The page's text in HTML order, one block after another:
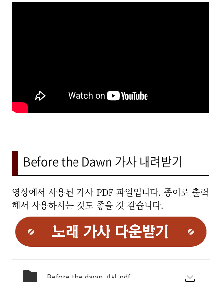
Before the Dawn 가사 내려받기
영상에서 사용된 가사 PDF 파일입니다. 종이로 출력
해서 사용하시는 것도 좋을 것 같습니다.
Before the dawn 가사.pdf